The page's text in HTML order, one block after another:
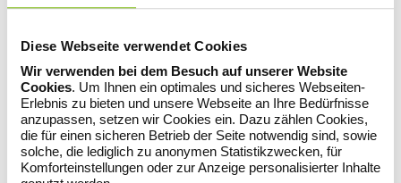
Diese Webseite verwendet Cookies
Wir verwenden bei dem Besuch auf unserer Website
Cookies. Um Ihnen ein optimales und sicheres Webseiten-
Erlebnis zu bieten und unsere Webseite an Ihre Bedürfnisse
anzupassen, setzen wir Cookies ein. Dazu zählen Cookies,
die für einen sicheren Betrieb der Seite notwendig sind, sowie
solche, die lediglich zu anonymen Statistikzwecken, für
Komforteinstellungen oder zur Anzeige personalisierter Inhalte